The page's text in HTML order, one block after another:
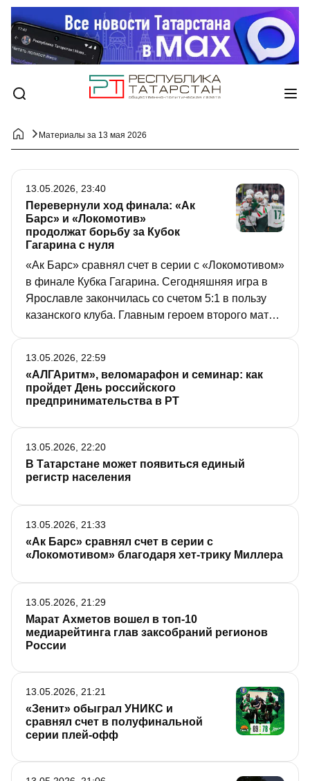
Материалы за 13 мая 2026
Перевернули ход финала: «Ак
Барс» и «Локомотив»
продолжат борьбу за Кубок
Гагарина с нуля
«Ак Барс» сравнял счет в серии с «Локомотивом»
в финале Кубка Гагарина. Сегодняшняя игра в
Ярославле закончилась со счетом 5:1 в пользу
казанского клуба. Главным героем второго матча
на домашней арене «Ак Барса».
13.05.2026, 23:40
«АЛГАритм», веломарафон и семинар: как
пройдет День российского
предпринимательства в РТ
13.05.2026, 22:59
В Татарстане может появиться единый
регистр населения
13.05.2026, 22:20
«Ак Барс» сравнял счет в серии с
«Локомотивом» благодаря хет-трику Миллера
13.05.2026, 21:33
Марат Ахметов вошел в топ-10
медиарейтинга глав заксобраний регионов
России
13.05.2026, 21:29
«Зенит» обыграл УНИКС и
сравнял счет в полуфинальной
серии плей-офф
13.05.2026, 21:21